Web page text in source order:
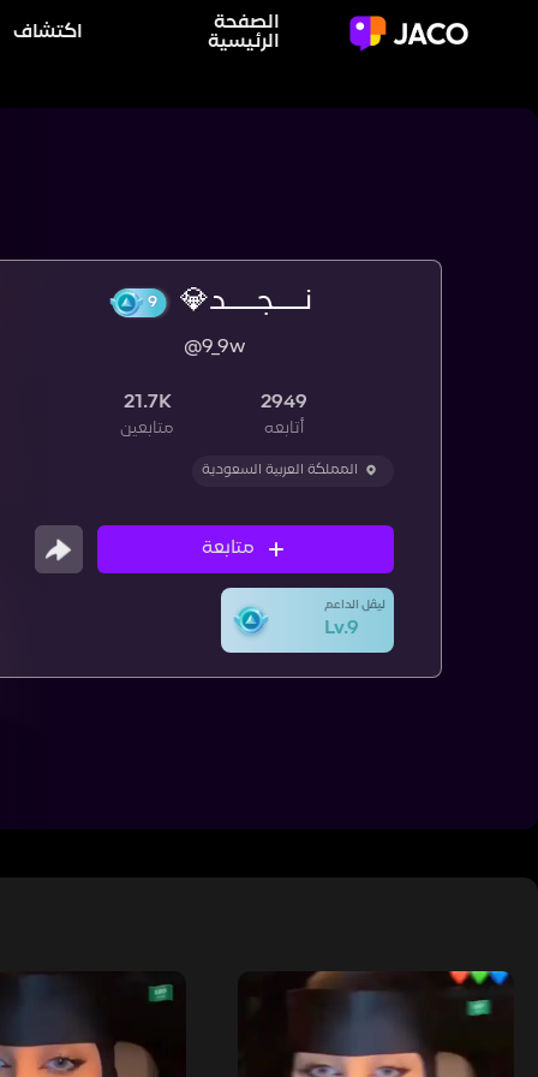
الصفحة
الرئيسية
اكتشاف
نــــجــــد💎
@9_9w
2949
أتابعه
21.7K
متابعين
المملكة العربية السعودية
متابعة
ليڤل الداعم
Lv.9